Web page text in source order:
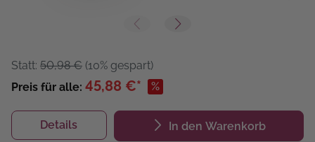
Statt: 50,98 € (10% gespart)
Preis für alle: 45,88 €* %
Details In den Warenkorb